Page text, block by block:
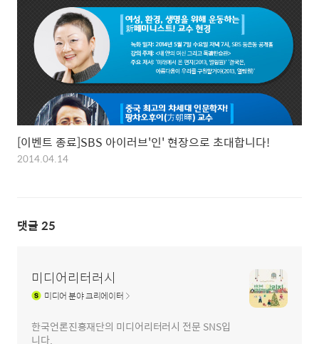
[이벤트 종료]SBS 아이러브'인' 현장으로 초대합니다!
2014.04.14
댓글 25
미디어리터러시
미디어분야 크리에이터
한국언론진흥재단의 미디어리터러시 전문 SNS입
니다.